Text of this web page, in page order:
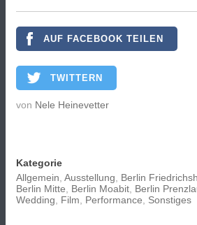
AUF FACEBOOK TEILEN
TWITTERN
von Nele Heinevetter
Kategorie
Allgemein Ausstellung Berlin
Berlin Mitte
Berlin Moabit Berlin
Wedding
Film Performance Sonstiges